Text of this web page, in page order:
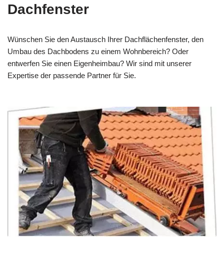
Dachfenster
Wünschen Sie den Austausch Ihrer Dachflächenfenster, den
Umbau des Dachbodens zu einem Wohnbereich? Oder
entwerfen Sie einen Eigenheimbau? Wir sind mit unserer
Expertise der passende Partner für Sie.